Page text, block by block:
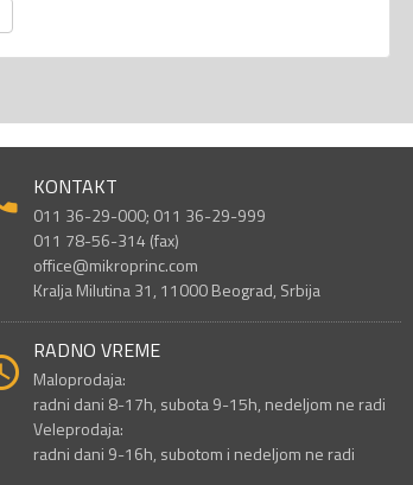
KONTAKT
011 36-29-000; 011 36-29-999
011 78-56-314 (fax)
office@mikroprinc.com
Kralja Milutina 31, 11000 Beograd, Srbija
RADNO VREME
Maloprodaja:
radni dani 8-17h, subota 9-15h, nedeljom ne radi
Veleprodaja:
radni dani 9-16h, subotom i nedeljom ne radi